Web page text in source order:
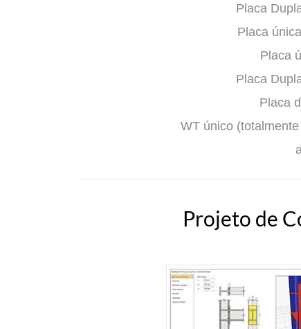
Placa
Placa
Placa
Placa
Placa
WT único
Projeto de